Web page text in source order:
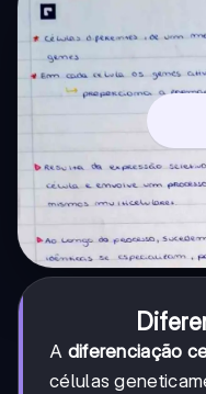
A diferenciação
células